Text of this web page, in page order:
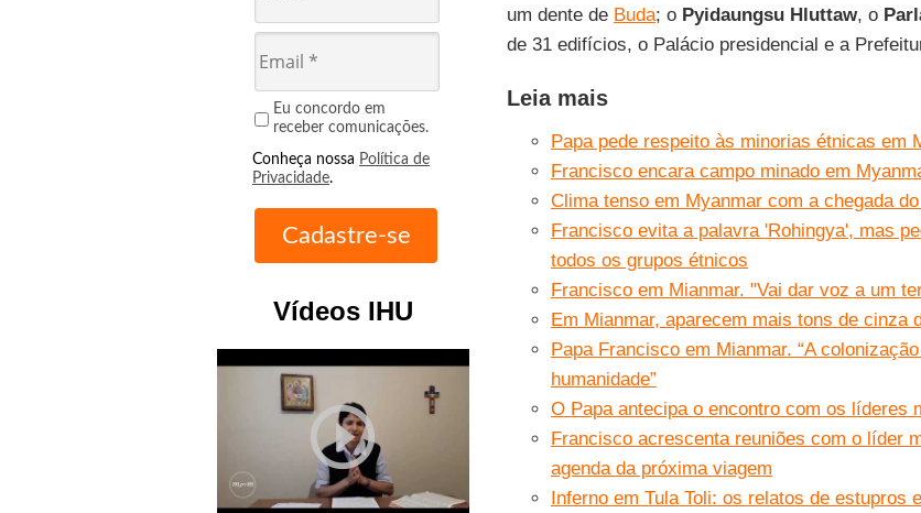
Eu concordo em
receber comunicações.
Conheça nossa Política de
Privacidade.
Vídeos IHU
play_circle_outline
um dente de Buda; o Pyidaungsu Hluttaw, o
de 31 edifícios, o Palácio presidencial e a
Leia mais
Papa pede respeito às minorias étnicas em
Francisco encara campo minado em
Clima tenso em Myanmar com a chegada
Francisco evita a palavra 'Rohingya', mas
todos os grupos étnicos
Francisco em Mianmar. "Vai dar voz a um
Em Mianmar, aparecem mais tons de cinza
Papa Francisco em Mianmar. “A
humanidade”
O Papa antecipa o encontro com os líderes
Francisco acrescenta reuniões com o líder
agenda da próxima viagem
Inferno em Tula Toli: os relatos de estupros